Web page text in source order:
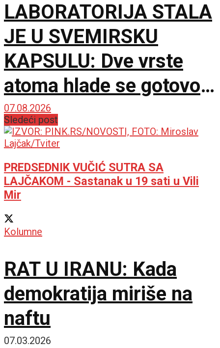
LABORATORIJA STALA
JE U SVEMIRSKU
KAPSULU: Dve vrste
atoma hlade se gotovo
do apsolutne nule
07.08.2026
Sledeći post
PREDSEDNIK VUČIĆ SUTRA SA
LAJČAKOM - Sastanak u 19 sati u Vili
Mir
Kolumne
RAT U IRANU: Kada
demokratija miriše na
naftu
07.03.2026